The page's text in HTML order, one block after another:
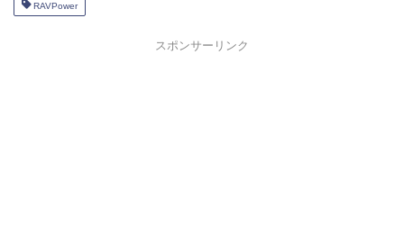
RAVPower
スポンサーリンク